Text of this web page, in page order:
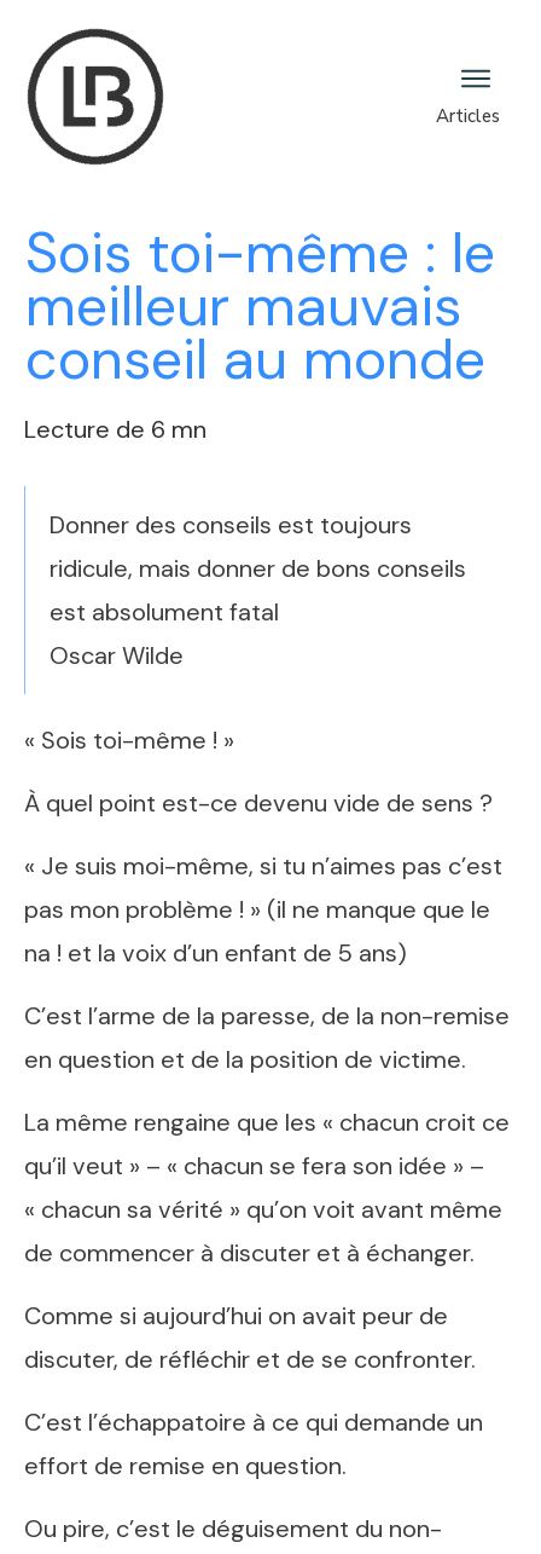
Articles
Sois toi-même : le
meilleur mauvais
conseil au monde
Lecture de 6 mn
Donner des conseils est toujours
ridicule, mais donner de bons conseils
est absolument fatal
Oscar Wilde
« Sois toi-même ! »
À quel point est-ce devenu vide de sens ?
« Je suis moi-même, si tu n’aimes pas c’est
pas mon problème ! » (il ne manque que le
na ! et la voix d’un enfant de 5 ans)
C’est l’arme de la paresse, de la non-remise
en question et de la position de victime.
La même rengaine que les « chacun croit ce
qu’il veut » – « chacun se fera son idée » –
« chacun sa vérité » qu’on voit avant même
de commencer à discuter et à échanger.
Comme si aujourd’hui on avait peur de
discuter, de réfléchir et de se confronter.
C’est l’échappatoire à ce qui demande un
effort de remise en question.
Ou pire, c’est le déguisement du non-